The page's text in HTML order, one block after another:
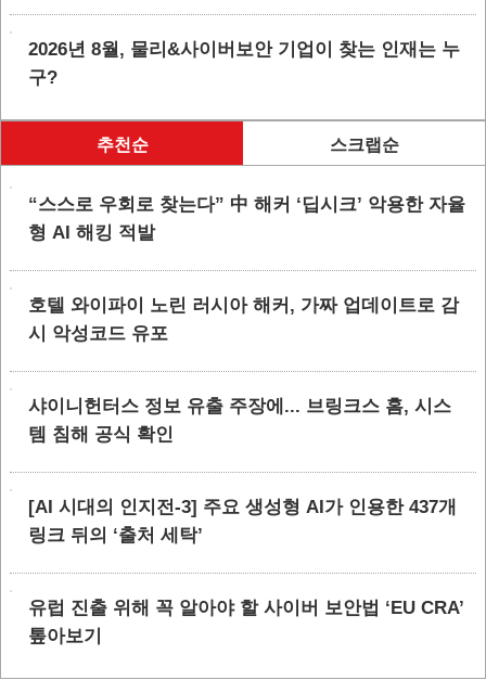
2026년 8월, 물리&사이버보안 기업이 찾는 인재는 누
구?
추천순 스크랩순
“스스로 우회로 찾는다” 中 해커 ‘딥시크’ 악용한 자율
형 AI 해킹 적발
호텔 와이파이 노린 러시아 해커, 가짜 업데이트로 감
시 악성코드 유포
샤이니헌터스 정보 유출 주장에... 브링크스 홈, 시스
템 침해 공식 확인
[AI 시대의 인지전-3] 주요 생성형 AI가 인용한 437개
링크 뒤의 ‘출처 세탁’
유럽 진출 위해 꼭 알아야 할 사이버 보안법 ‘EU CRA’
톺아보기